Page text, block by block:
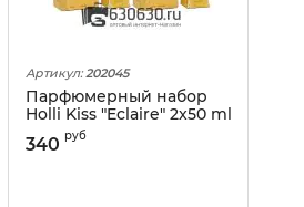
Артикул: 202045
Парфюмерный набор
Holli Kiss "Eclaire" 2x50 ml
340 руб